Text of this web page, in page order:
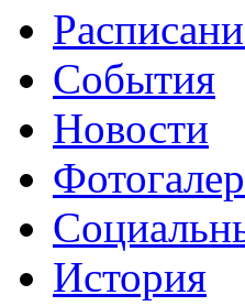
События
Новости
История